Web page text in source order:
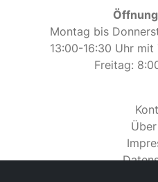
Montag bis
13:00-16:30 Uhr mit
Freitag: